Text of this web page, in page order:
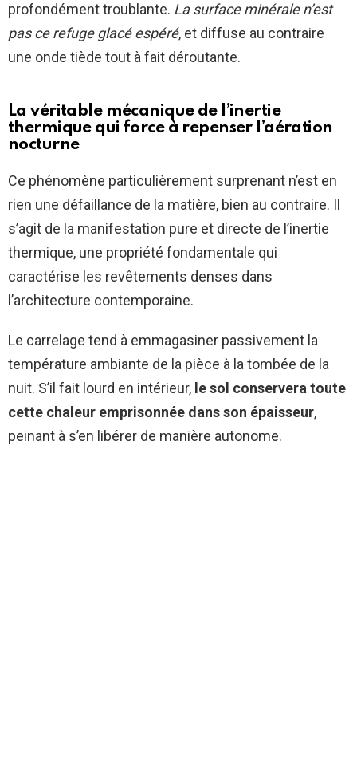
profondément troublante. La surface minérale n’est
pas ce refuge glacé espéré, et diffuse au contraire
une onde tiède tout à fait déroutante.
La véritable mécanique de l’inertie
thermique qui force à repenser l’aération
nocturne
Ce phénomène particulièrement surprenant n’est en
rien une défaillance de la matière, bien au contraire. Il
s’agit de la manifestation pure et directe de l’inertie
thermique, une propriété fondamentale qui
caractérise les revêtements denses dans
l’architecture contemporaine.
Le carrelage tend à emmagasiner passivement la
température ambiante de la pièce à la tombée de la
nuit. S’il fait lourd en intérieur, le sol conservera toute
cette chaleur emprisonnée dans son épaisseur,
peinant à s’en libérer de manière autonome.